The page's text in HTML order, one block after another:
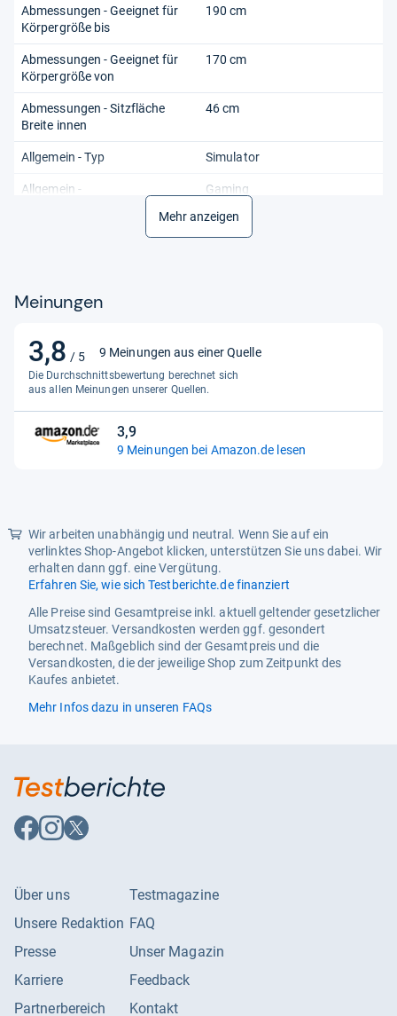
Abmessungen - Geeignet für
Körpergröße bis
190 cm
Abmessungen - Geeignet für
Körpergröße von
170 cm
Abmessungen - Sitzfläche
Breite innen
46 cm
Allgemein - Typ Simulator
Allgemein -
Gaming
77.60
Funkanlagengesetzpflicht Nein
Gewicht 40 kg
Gewicht in g 40000
Hersteller Thermaltake
Höhenverstellbarkeit - Manuell Ja
Länge 142.00
Produktart Sim Rig
Versandinformation
Lieferung per Spedition frei
Bordsteinkante
Weitere Infos
Mehr anzeigen
Meinungen
3,8 / 5
3,8
von
5
Sternen
9 Meinungen aus einer Quelle
Die Durchschnittsbewertung berechnet sich
aus allen Meinungen unserer Quellen.
3,9
3,9
von
9 Meinungen bei Amazon.de lesen
Wir arbeiten unabhängig und neutral. Wenn Sie auf ein
verlinktes Shop-Angebot klicken, unterstützen Sie uns dabei. Wir
erhalten dann ggf. eine Vergütung.
Erfahren Sie, wie sich Testberichte.de finanziert
Alle Preise sind Gesamtpreise inkl. aktuell geltender gesetzlicher
Umsatzsteuer. Versandkosten werden ggf. gesondert
berechnet. Maßgeblich sind der Gesamtpreis und die
Versandkosten, die der jeweilige Shop zum Zeitpunkt des
Kaufes anbietet.
Mehr Infos dazu in unseren FAQs
Auf
Facebook
Auf
Instagram
Auf
X
Über uns
Unsere Redaktion
Presse
Karriere
Partnerbereich
Testmagazine
FAQ
Unser Magazin
Feedback
Kontakt